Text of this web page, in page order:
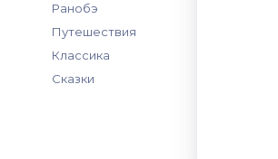
Ранобэ
Путешествия
Классика
Сказки